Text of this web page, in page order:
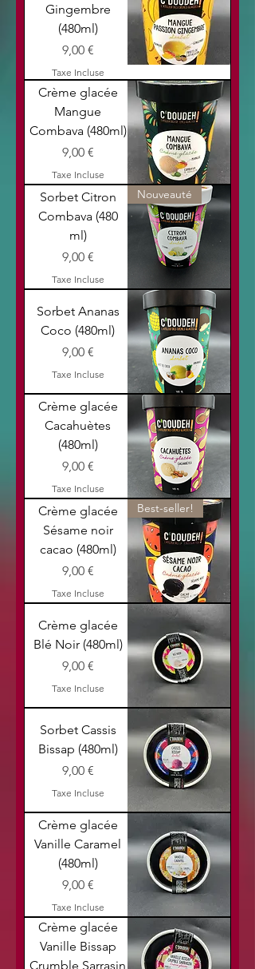
Gingembre
(480ml)
Prix
9,00 €
Taxe Incluse
Crème glacée
Mangue
Combava (480ml)
Prix
9,00 €
Taxe Incluse
Nouveauté
Sorbet Citron
Combava (480
ml)
Prix
9,00 €
Taxe Incluse
Sorbet Ananas
Coco (480ml)
Prix
9,00 €
Taxe Incluse
Crème glacée
Cacahuètes
(480ml)
Prix
9,00 €
Taxe Incluse
Best-seller!
Crème glacée
Sésame noir
cacao (480ml)
Prix
9,00 €
Taxe Incluse
Crème glacée
Blé Noir (480ml)
Prix
9,00 €
Taxe Incluse
Sorbet Cassis
Bissap (480ml)
Prix
9,00 €
Taxe Incluse
Crème glacée
Vanille Caramel
(480ml)
Prix
9,00 €
Taxe Incluse
Crème glacée
Vanille Bissap
Crumble Sarrasin